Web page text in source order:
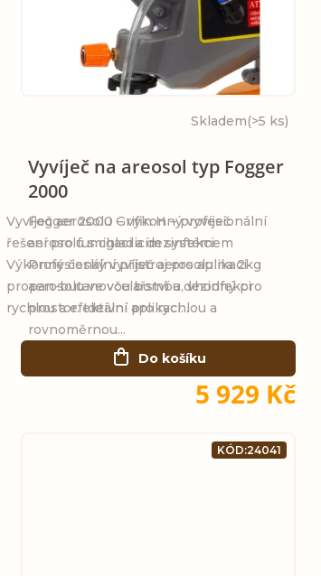
Vyvíječ aerosolu Grifin H – profesionální
řešení pro fumigaci a dezinfekci
Výkonný český vyvíječ aerosolu na 2kg
propan-butanovou bombu, vhodný pro
rychlou a efektivní aplikaci...
Vyvíječ na areosol typ Fogger
2000
Skladem(>5 ks)
5 929 Kč
Do košíku
Fogger 2000 – výkonný vyvíječ
aerosolu s chladicím systémem
Profesionální přístroj pro aplikaci
aerosolu ve včelařství a dezinfekci
prostor. Ideální pro rychlou a
rovnoměrnou...
KÓD:24041